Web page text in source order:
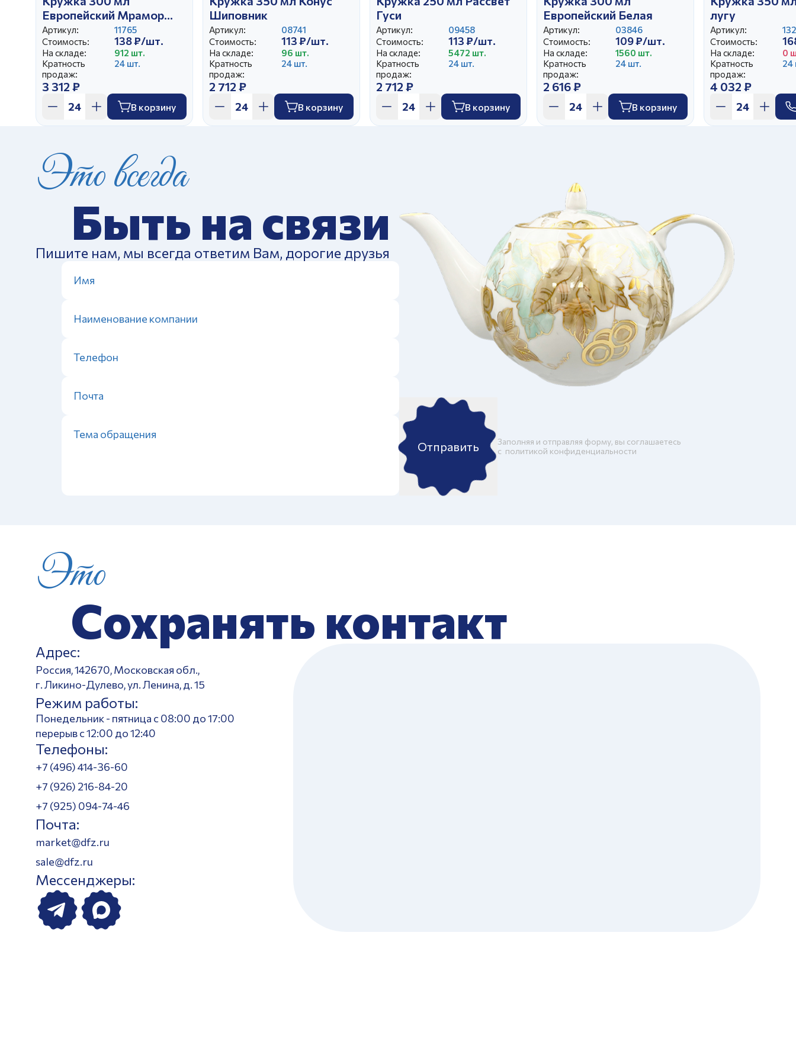
Европейский Мрамор
Мята
Артикул:
11765
Стоимость:
138 ₽/шт.
На складе:
912 шт.
Кратность
продаж:
24 шт.
3 312 ₽
В корзину
Шиповник
Артикул:
08741
Стоимость:
113 ₽/шт.
На складе:
96 шт.
Кратность
продаж:
24 шт.
2 712 ₽
В корзину
Гуси
Артикул:
09458
Стоимость:
113 ₽/шт.
На складе:
5472 шт.
Кратность
продаж:
24 шт.
2 712 ₽
В корзину
Европейский Белая
Артикул:
03846
Стоимость:
109 ₽/шт.
На складе:
1560 шт.
Кратность
продаж:
24 шт.
2 616 ₽
В корзину
лугу
Артикул:
Стоимость:
На складе:
0
Кратность
продаж:
24
4 032 ₽
Это всегда
Быть на связи
Пишите нам, мы всегда ответим Вам, дорогие друзья
Отправить
Заполняя и отправляя форму, вы соглашаетесь
c политикой конфиденциальности
Это
Сохранять контакт
Адрес:
Россия, 142670, Московская обл.,
г. Ликино-Дулево, ул. Ленина, д. 15
Режим работы:
Понедельник - пятница с 08:00 до 17:00
перерыв с 12:00 до 12:40
Телефоны:
+7 (496) 414-36-60
+7 (926) 216-84-20
+7 (925) 094-74-46
Почта:
market@dfz.ru
sale@dfz.ru
Мессенджеры: